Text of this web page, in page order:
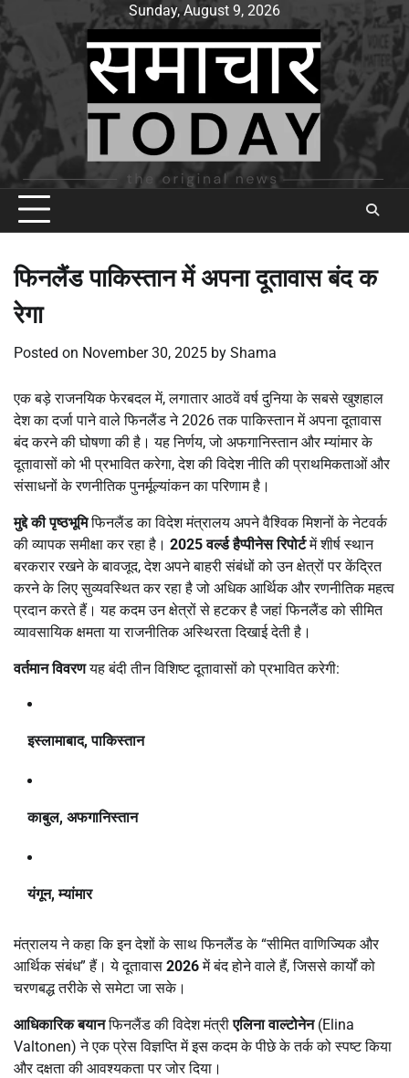
Skip
to
content
Sunday, August 9, 2026
फिनलैंड पाकिस्तान में अपना दूतावास बंद क
रेगा
Posted on November 30, 2025 by Shama
एक बड़े राजनयिक फेरबदल में, लगातार आठवें वर्ष दुनिया के सबसे खुशहाल
देश का दर्जा पाने वाले फिनलैंड ने 2026 तक पाकिस्तान में अपना दूतावास
बंद करने की घोषणा की है। यह निर्णय, जो अफगानिस्तान और म्यांमार के
दूतावासों को भी प्रभावित करेगा, देश की विदेश नीति की प्राथमिकताओं और
संसाधनों के रणनीतिक पुनर्मूल्यांकन का परिणाम है।
मुद्दे की पृष्ठभूमिफिनलैंड का विदेश मंत्रालय अपने वैश्विक मिशनों के नेटवर्क
की व्यापक समीक्षा कर रहा है। 2025 वर्ल्ड हैप्पीनेस रिपोर्टमें शीर्ष स्थान
बरकरार रखने के बावजूद, देश अपने बाहरी संबंधों को उन क्षेत्रों पर केंद्रित
करने के लिए सुव्यवस्थित कर रहा है जो अधिक आर्थिक और रणनीतिक महत्व
प्रदान करते हैं। यह कदम उन क्षेत्रों से हटकर है जहां फिनलैंड को सीमित
व्यावसायिक क्षमता या राजनीतिक अस्थिरता दिखाई देती है।
वर्तमान विवरणयह बंदी तीन विशिष्ट दूतावासों को प्रभावित करेगी:
इस्लामाबाद, पाकिस्तान
काबुल, अफगानिस्तान
यंगून, म्यांमार
मंत्रालय ने कहा कि इन देशों के साथ फिनलैंड के “सीमित वाणिज्यिक और
आर्थिक संबंध” हैं। ये दूतावास 2026में बंद होने वाले हैं, जिससे कार्यों को
चरणबद्ध तरीके से समेटा जा सके।
आधिकारिक बयानफिनलैंड की विदेश मंत्रीएलिना वाल्टोनेन(Elina
Valtonen) ने एक प्रेस विज्ञप्ति में इस कदम के पीछे के तर्क को स्पष्ट किया
और दक्षता की आवश्यकता पर जोर दिया।